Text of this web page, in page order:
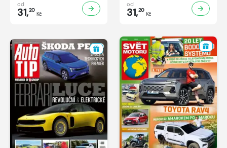
od
31,20
Kč
od
31,20
Kč